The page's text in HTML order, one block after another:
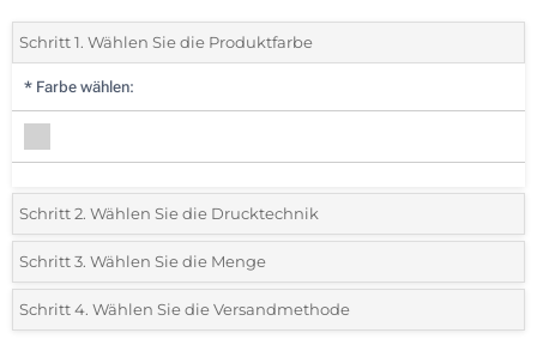
Schritt 1. Wählen Sie die Produktfarbe
* Farbe wählen:
Schritt 2. Wählen Sie die Drucktechnik
*Wählen Sie die Druck- und Farbtechniken für Ihr Logo:
1 Farbig (Rundum-Druck)
Schritt 3. Wählen Sie die Menge
*Bitte wählen Sie Ihre gewünschte Menge
Schritt 4. Wählen Sie die Versandmethode